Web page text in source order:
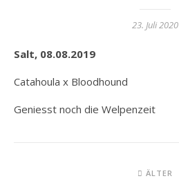
23. Juli 2020
Salt, 08.08.2019
Catahoula x Bloodhound
Geniesst noch die Welpenzeit
ÄLTER